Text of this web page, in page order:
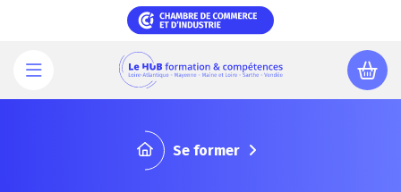
principal
Se former